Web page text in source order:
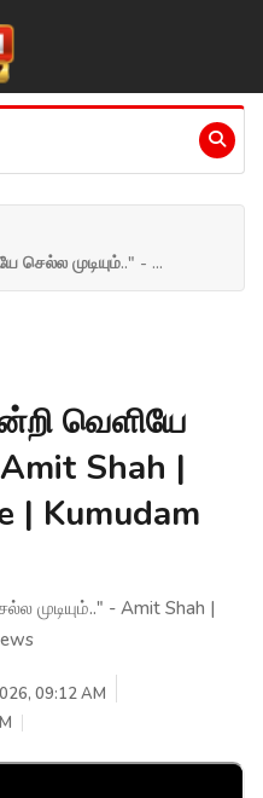
முடியும்.." - ...
வெளியே
Amit Shah |
| Kumudam
முடியும்.." - Amit Shah |
09:12 AM